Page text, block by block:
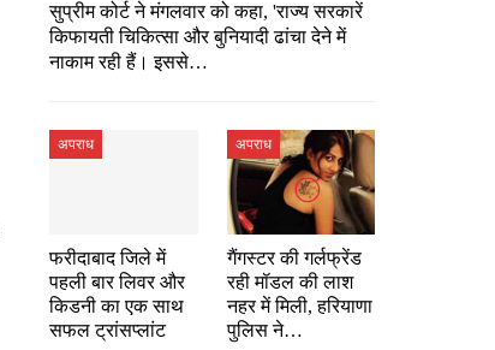
सुप्रीम कोर्ट ने मंगलवार को कहा, 'राज्य सरकारें
किफायती चिकित्सा और बुनियादी ढांचा देने में
नाकाम रही हैं। इससे…
अपराध
फरीदाबाद जिले में
पहली बार लिवर और
किडनी का एक साथ
सफल ट्रांसप्लांट
अपराध
गैंगस्टर की गर्लफ्रेंड
रही मॉडल की लाश
नहर में मिली, हरियाणा
पुलिस ने…